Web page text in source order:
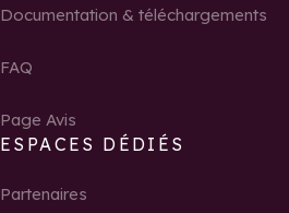
Documentation & téléchargements
FAQ
Page Avis
ESPACES DÉDIÉS
Partenaires